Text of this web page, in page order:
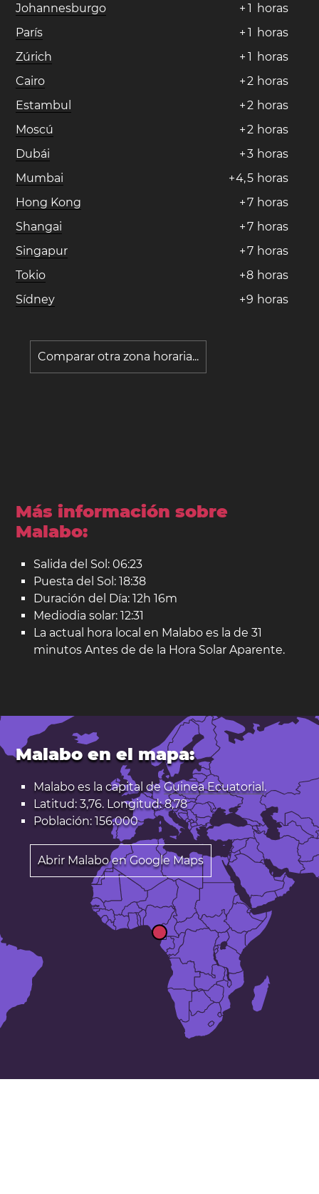
Johannesburgo
+ 1 horas
París
+ 1 horas
Zúrich
+ 1 horas
Cairo
+2 horas
Estambul
+2 horas
Moscú
+2 horas
Dubái
+3 horas
Mumbai
+4,5 horas
Hong Kong
+7 horas
Shangai
+7 horas
Singapur
+7 horas
Tokio
+8 horas
Sídney
+9 horas
Comparar otra zona horaria...
Más información sobre
Malabo:
Salida del Sol: 06:23
Puesta del Sol: 18:38
Duración del Día: 12h 16m
Mediodia solar: 12:31
La actual hora local en Malabo es la de 31
minutos Antes de de la Hora Solar Aparente.
Malabo en el mapa:
Malabo es la capital deGuinea Ecuatorial.
Latitud: 3,76. Longitud: 8,78
Población: 156.000
Abrir Malabo en Google Maps